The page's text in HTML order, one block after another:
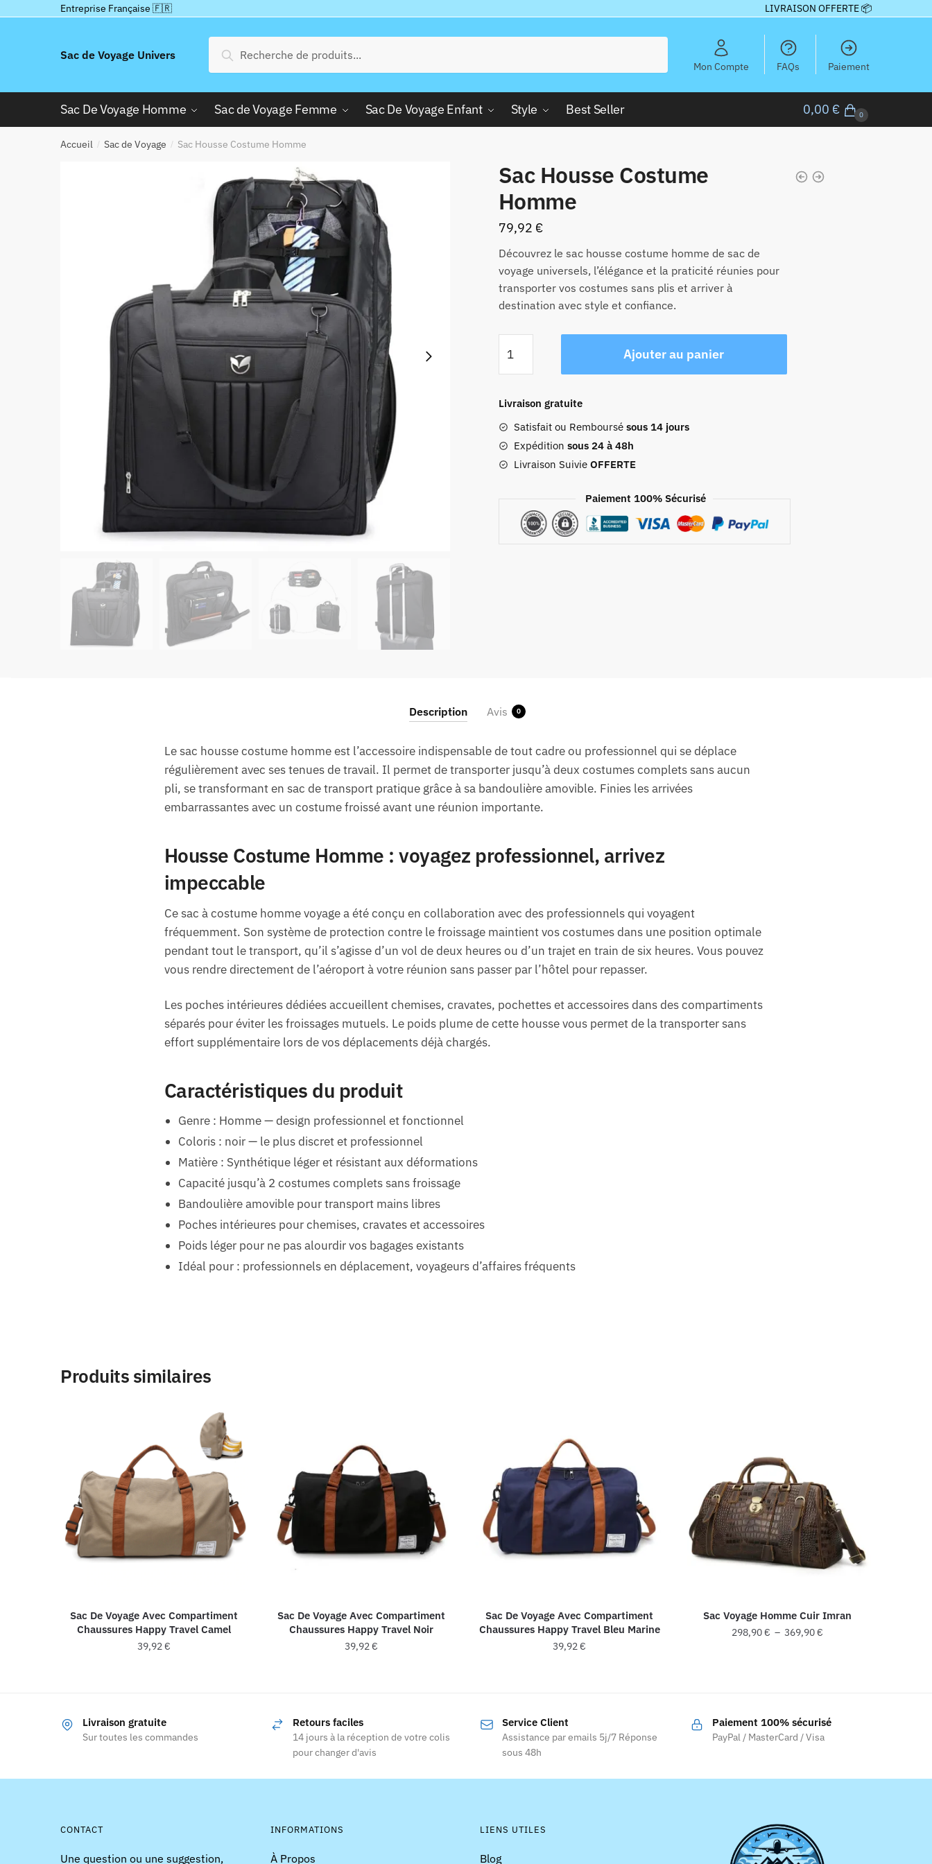
Entreprise Française 🇫🇷 LIVRAISON OFFERTE 📦
Sac de Voyage Univers
pour :
Recherche
Mon Compte FAQs Paiement
Sac De Voyage Homme Sac de Voyage Femme Sac De Voyage Enfant Style Best Seller 0,00 € 0
Accueil / Sac de Voyage / Sac Housse Costume Homme
Sac Housse Costume
Homme
79,92 €
Découvrez le sac housse costume homme de sac de
voyage universels, l’élégance et la praticité réunies pour
transporter vos costumes sans plis et arriver à
destination avec style et confiance.
de
Sac
Costume
Homme
Ajouter au panier
Livraison gratuite
Satisfait ou Remboursé sous 14 jours
Expédition sous 24 à 48h
Livraison Suivie OFFERTE
Paiement 100% Sécurisé
Description Avis 0
Le sac housse costume homme est l’accessoire indispensable de tout cadre ou professionnel qui se déplace
régulièrement avec ses tenues de travail. Il permet de transporter jusqu’à deux costumes complets sans aucun
pli, se transformant en sac de transport pratique grâce à sa bandoulière amovible. Finies les arrivées
embarrassantes avec un costume froissé avant une réunion importante.
Housse Costume Homme : voyagez professionnel, arrivez
impeccable
Ce sac à costume homme voyage a été conçu en collaboration avec des professionnels qui voyagent
fréquemment. Son système de protection contre le froissage maintient vos costumes dans une position optimale
pendant tout le transport, qu’il s’agisse d’un vol de deux heures ou d’un trajet en train de six heures. Vous pouvez
vous rendre directement de l’aéroport à votre réunion sans passer par l’hôtel pour repasser.
Les poches intérieures dédiées accueillent chemises, cravates, pochettes et accessoires dans des compartiments
séparés pour éviter les froissages mutuels. Le poids plume de cette housse vous permet de la transporter sans
effort supplémentaire lors de vos déplacements déjà chargés.
Caractéristiques du produit
Genre : Homme — design professionnel et fonctionnel
Coloris : noir — le plus discret et professionnel
Matière : Synthétique léger et résistant aux déformations
Capacité jusqu’à 2 costumes complets sans froissage
Bandoulière amovible pour transport mains libres
Poches intérieures pour chemises, cravates et accessoires
Poids léger pour ne pas alourdir vos bagages existants
Idéal pour : professionnels en déplacement, voyageurs d’affaires fréquents
Produits similaires
Sac De Voyage Avec Compartiment
Chaussures Happy Travel Camel
39,92 €
Sac De Voyage Avec Compartiment
Chaussures Happy Travel Noir
39,92€
Sac De Voyage Avec Compartiment
Chaussures Happy Travel Bleu Marine
39,92€
Sac Voyage Homme Cuir Imran
298,90€ – 369,90€Plage
variations.
Les
peuvent
sur
la
Livraison gratuite
Sur toutes les commandes
Retours faciles
14 jours à la réception de votre colis
pour changer d'avis
Service Client
Assistance par emails 5j/7 Réponse
sous 48h
Paiement 100% sécurisé
PayPal / MasterCard / Visa
CONTACT
Une question ou une suggestion,
INFORMATIONS
À Propos
LIENS UTILES
Blog